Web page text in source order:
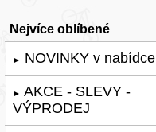
Nejvíce oblíbené
► NOVINKY v nabídce
► AKCE - SLEVY -
VÝPRODEJ